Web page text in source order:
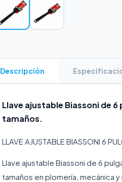
Descripción
Llave ajustable Biassoni de
tamaños.
LLAVE AJUSTABLE BIASSONI 6
Llave ajustable Biassoni de 6
tamaños en plomería, mecánica y